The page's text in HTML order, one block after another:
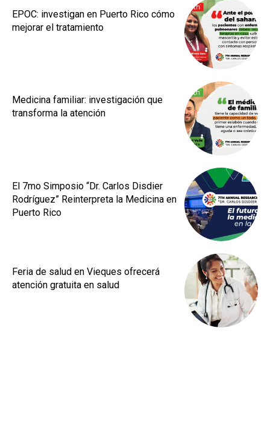
EPOC: investigan en Puerto Rico cómo
mejorar el tratamiento
Medicina familiar: investigación que
transforma la atención
El 7mo Simposio “Dr. Carlos Disdier
Rodríguez” Reinterpreta la Medicina en
Puerto Rico
Feria de salud en Vieques ofrecerá
atención gratuita en salud